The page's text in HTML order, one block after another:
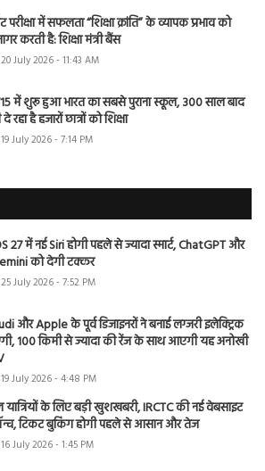
परीक्षा में सफलता “शिक्षा क्रांति” के व्यापक प्रभाव को
करती है: शिक्षा मंत्री बैंस
20 July 2026 - 11:43 AM
में शुरू हुआ भारत का सबसे पुराना स्कूल, 300 साल बाद
रहा है हजारों छात्रों को शिक्षा
19 July 2026 - 7:14 PM
27 में नई Siri होगी पहले से ज्यादा स्मार्ट, ChatGPT और
को देगी टक्कर
25 July 2026 - 7:52 PM
और Apple के पूर्व डिजाइनरों ने बनाई लग्जरी इलेक्ट्रिक
100 किमी से ज्यादा की रेंज के साथ आएगी यह अनोखी
19 July 2026 - 4:48 PM
यात्रियों के लिए बड़ी खुशखबरी, IRCTC की नई वेबसाइट
टिकट बुकिंग होगी पहले से आसान और तेज
16 July 2026 - 1:45 PM